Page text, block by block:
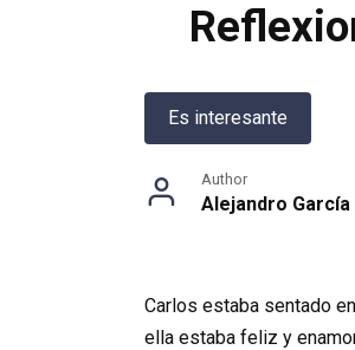
Es interesante
Author
Alejandro García
Carlos estaba sentado
ella estaba feliz y